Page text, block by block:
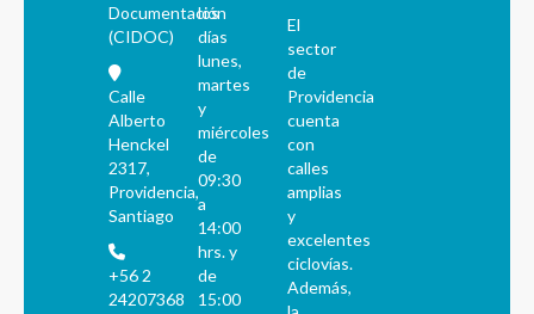
Documentación
(CIDOC)
Calle
Alberto
Henckel
2317,
Providencia,
Santiago
+56 2
24207368
los
días
lunes,
martes
y
miércoles
de
09:30
a
14:00
hrs. y
de
15:00
El
sector
de
Providencia
cuenta
con
calles
amplias
y
excelentes
ciclovías.
Además,